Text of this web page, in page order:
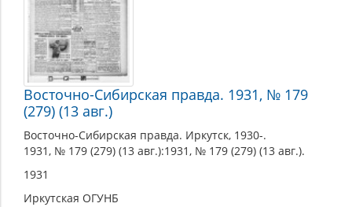
Восточно-Сибирская правда. 1931, № 179
(279) (13 авг.)
Восточно-Сибирская правда. Иркутск, 1930-.
1931, № 179 (279) (13 авг.):1931, № 179 (279) (13 авг.).
1931
Иркутская ОГУНБ